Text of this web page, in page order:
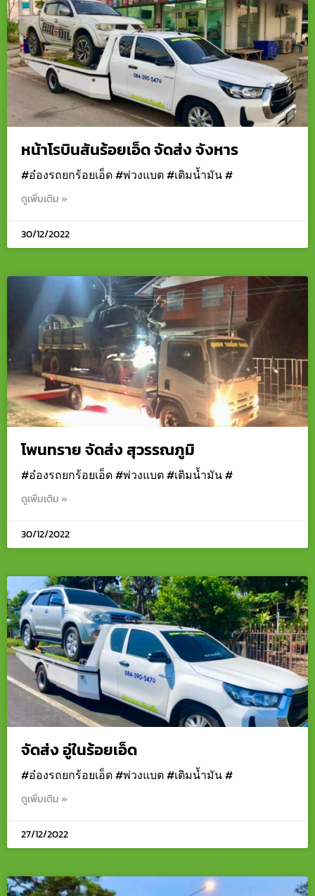
หน้าโรบินสันร้อยเอ็ด จัดส่ง จังหาร
#อ๋องรถยกร้อยเอ็ด #พ่วงแบต #เติมน้ำมัน #
ดูเพิ่มเติม »
30/12/2022
โพนทราย จัดส่ง สุวรรณภูมิ
#อ๋องรถยกร้อยเอ็ด #พ่วงแบต #เติมน้ำมัน #
ดูเพิ่มเติม »
30/12/2022
จัดส่ง อู่ในร้อยเอ็ด
#อ๋องรถยกร้อยเอ็ด #พ่วงแบต #เติมน้ำมัน #
ดูเพิ่มเติม »
27/12/2022